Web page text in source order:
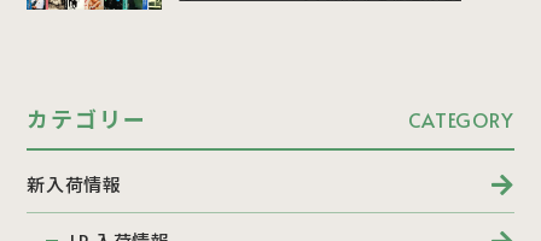
カテゴリー CATEGORY
新入荷情報